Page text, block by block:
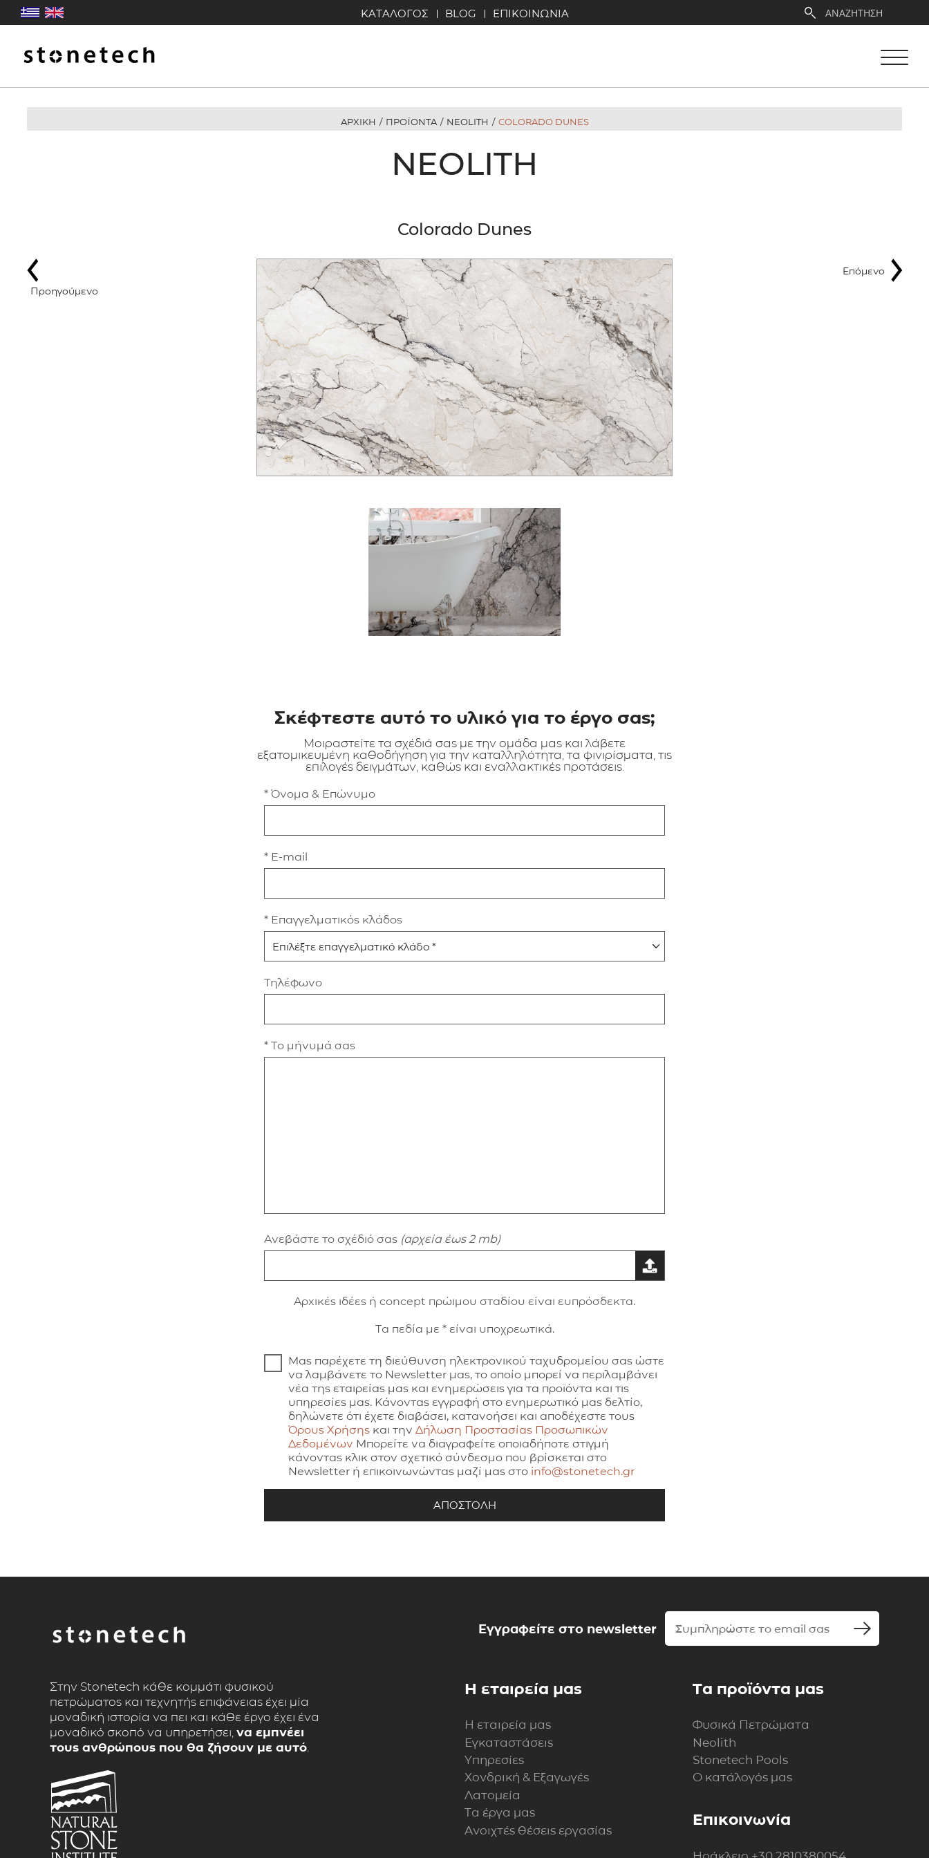
ΚΑΤΑΛΟΓΟΣ BLOG ΕΠΙΚΟΙΝΩΝΙΑ
ΑΡΧΙΚΗ / ΠΡΟΪΟΝΤΑ / NEOLITH / COLORADO DUNES
NEOLITH
Colorado Dunes
Προηγούμενο
Επόμενο
Σκέφτεστε αυτό το υλικό για το έργο σας;
Μοιραστείτε τα σχέδιά σας με την ομάδα μας και λάβετε
εξατομικευμένη καθοδήγηση για την καταλληλότητα, τα φινιρίσματα, τις
επιλογές δειγμάτων, καθώς και εναλλακτικές προτάσεις.
* Όνομα & Επώνυμο
* E-mail
* Επαγγελματικός κλάδος
Τηλέφωνο
* Το μήνυμά σας
Ανεβάστε το σχέδιό σας (αρχεία έως 2 mb)
Aρxικές ιδέες ή concept πρώιμου σταδίου είναι ευπρόσδεκτα.
Τα πεδία με * είναι υποχρεωτικά.
Μας παρέχετε τη διεύθυνση ηλεκτρονικού ταχυδρομείου σας ώστε
να λαμβάνετε το Newsletter μας, το οποίο μπορεί να περιλαμβάνει
νέα της εταιρείας μας και ενημερώσεις για τα προϊόντα και τις
υπηρεσίες μας. Κάνοντας εγγραφή στο ενημερωτικό μας δελτίο,
δηλώνετε ότι έχετε διαβάσει, κατανοήσει και αποδέχεστε τους
Όρους Χρήσης και την Δήλωση Προστασίας Προσωπικών
Δεδομένων Μπορείτε να διαγραφείτε οποιαδήποτε στιγμή
κάνοντας κλικ στον σχετικό σύνδεσμο που βρίσκεται στο
Newsletter ή επικοινωνώντας μαζί μας στο info@stonetech.gr
Εγγραφείτε στο newsletter
Στην Stonetech κάθε κομμάτι φυσικού
πετρώματος και τεχνητής επιφάνειας έχει μία
μοναδική ιστορία να πει και κάθε έργο έχει ένα
μοναδικό σκοπό να υπηρετήσει, να εμπνέει
τους ανθρώπους που θα ζήσουν με αυτό.
Η εταιρεία μας
Η εταιρεία μας
Εγκαταστάσεις
Υπηρεσίες
Χονδρική & Εξαγωγές
Λατομεία
Τα έργα μας
Ανοιχτές θέσεις εργασίας
Τα προϊόντα μας
Φυσικά Πετρώματα
Neolith
Stonetech Pools
Ο κατάλογός μας
Επικοινωνία